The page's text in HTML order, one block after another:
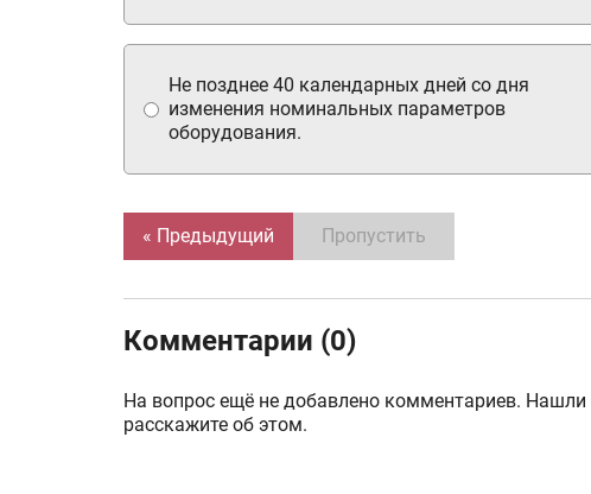
Не позднее 40 календарных дней со дня
изменения номинальных параметров
оборудования.
« Предыдущий Пропустить
Комментарии (0)
На вопрос ещё не добавлено комментариев. Нашли
расскажите об этом.